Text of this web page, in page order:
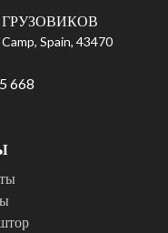
Spain, 43470
668